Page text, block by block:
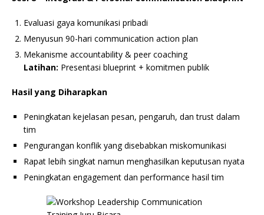
Evaluasi gaya komunikasi pribadi
Menyusun 90-hari communication action plan
Mekanisme accountability & peer coaching
Latihan: Presentasi blueprint + komitmen publik
Hasil yang Diharapkan
Peningkatan kejelasan pesan, pengaruh, dan trust dalam
tim
Pengurangan konflik yang disebabkan miskomunikasi
Rapat lebih singkat namun menghasilkan keputusan nyata
Peningkatan engagement dan performance hasil tim